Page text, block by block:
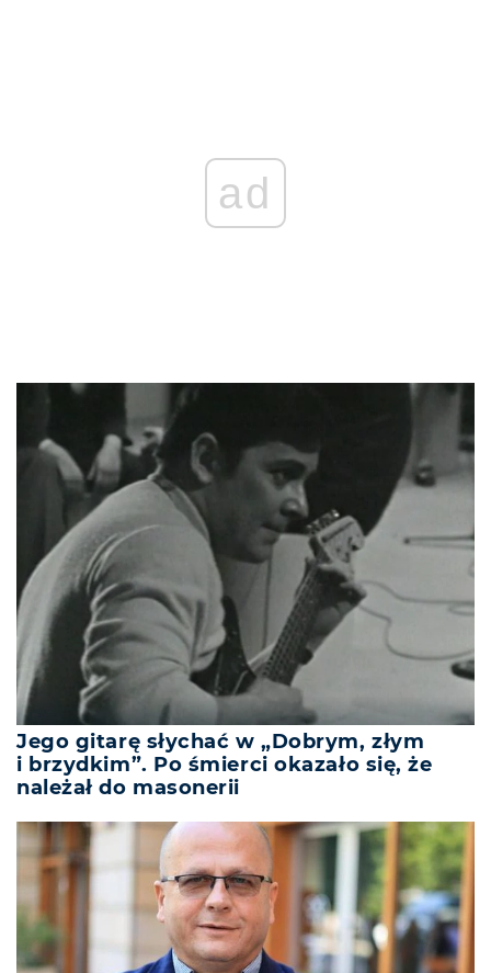
ad
Jego gitarę słychać w „Dobrym, złym
i brzydkim”. Po śmierci okazało się, że
należał do masonerii